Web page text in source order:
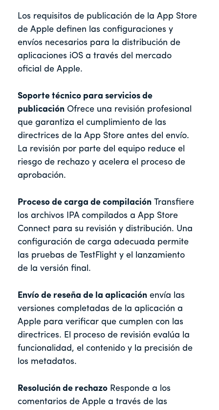
Los requisitos de publicación de la App Store
de Apple definen las configuraciones y
envíos necesarios para la distribución de
aplicaciones iOS a través del mercado
oficial de Apple.
Soporte técnico para servicios de
publicación Ofrece una revisión profesional
que garantiza el cumplimiento de las
directrices de la App Store antes del envío.
La revisión por parte del equipo reduce el
riesgo de rechazo y acelera el proceso de
aprobación.
Proceso de carga de compilación Transfiere
los archivos IPA compilados a App Store
Connect para su revisión y distribución. Una
configuración de carga adecuada permite
las pruebas de TestFlight y el lanzamiento
de la versión final.
Envío de reseña de la aplicación envía las
versiones completadas de la aplicación a
Apple para verificar que cumplen con las
directrices. El proceso de revisión evalúa la
funcionalidad, el contenido y la precisión de
los metadatos.
Resolución de rechazo Responde a los
comentarios de Apple a través de las